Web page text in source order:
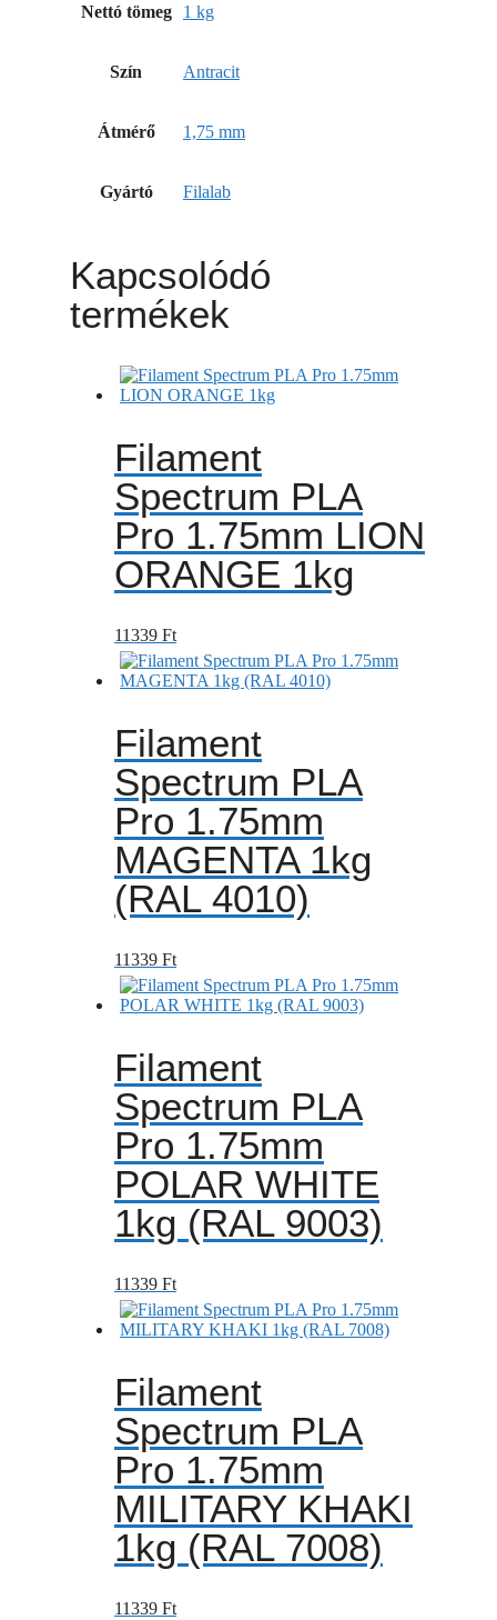
Nettó tömeg 1 kg
Szín Antracit
Átmérő 1,75 mm
Gyártó Filalab
Kapcsolódó
termékek
Filament
Spectrum PLA
Pro 1.75mm LION
ORANGE 1kg
11339 Ft
Filament
Spectrum PLA
Pro 1.75mm
MAGENTA 1kg
(RAL 4010)
11339 Ft
Filament
Spectrum PLA
Pro 1.75mm
POLAR WHITE
1kg (RAL 9003)
11339 Ft
Filament
Spectrum PLA
Pro 1.75mm
MILITARY KHAKI
1kg (RAL 7008)
11339 Ft